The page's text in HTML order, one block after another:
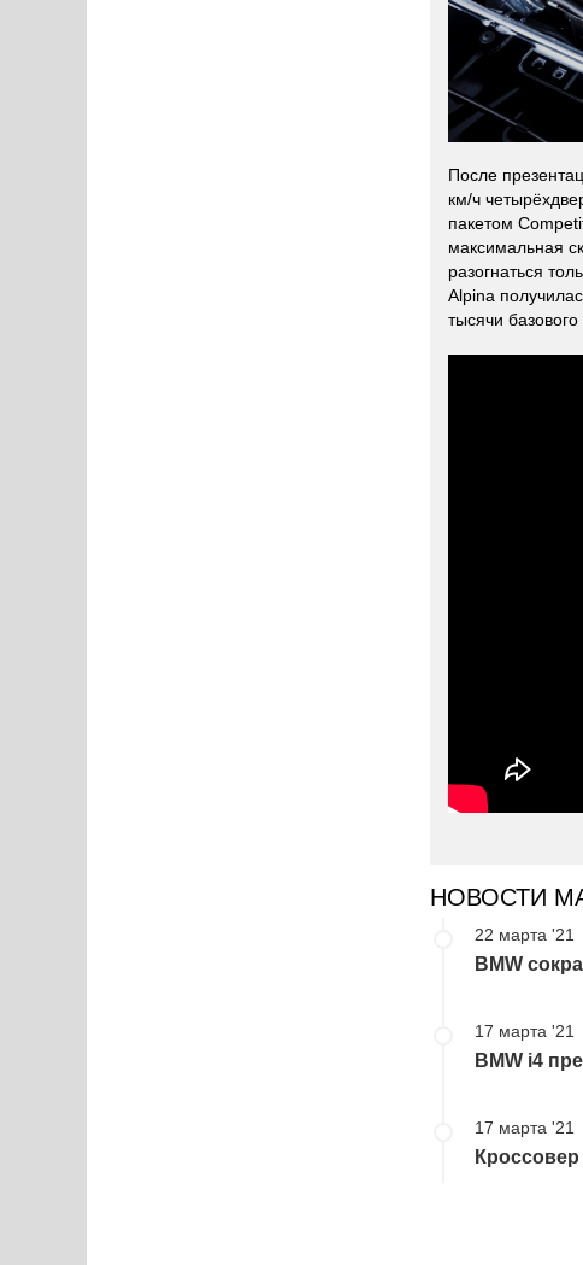
После
км/ч
пакетом
максимальная
разогнаться
Alpina
тысячи
НОВОСТИ
22 марта '21
BMW
17 марта '21
BMW i4
17 марта '21